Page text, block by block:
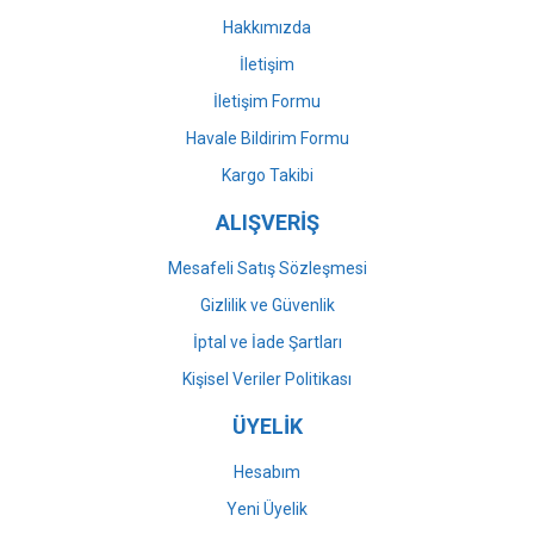
Gönder
Hakkımızda
İletişim
İletişim Formu
Havale Bildirim Formu
Kargo Takibi
ALIŞVERİŞ
Mesafeli Satış Sözleşmesi
Gizlilik ve Güvenlik
İptal ve İade Şartları
Kişisel Veriler Politikası
ÜYELİK
Hesabım
Yeni Üyelik